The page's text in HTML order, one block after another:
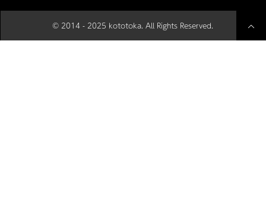
© 2014 - 2025 kototoka. All Rights Reserved.